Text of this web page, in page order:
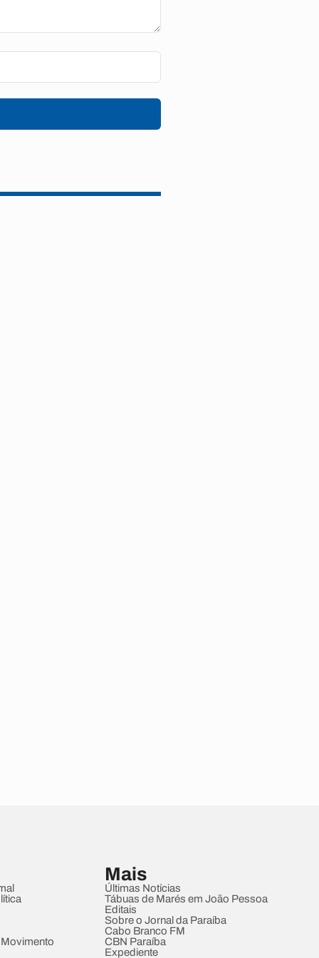
Mais
Últimas Notícias
Tábuas de Marés em João Pessoa
Editais
Sobre o Jornal da Paraíba
Cabo Branco FM
CBN Paraíba
Expediente